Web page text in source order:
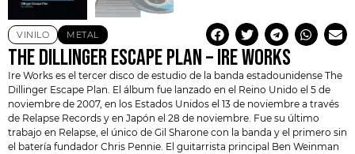
VINILO METAL
THE DILLINGER ESCAPE PLAN – IRE WORKS
Ire Works es el tercer disco de estudio de la banda estadounidense The
Dillinger Escape Plan. El álbum fue lanzado en el Reino Unido el 5 de
noviembre de 2007, en los Estados Unidos el 13 de noviembre a través
de Relapse Records y en Japón el 28 de noviembre. Fue su último
trabajo en Relapse, el único de Gil Sharone con la banda y el primero sin
el batería fundador Chris Pennie. El guitarrista principal Ben Weinman